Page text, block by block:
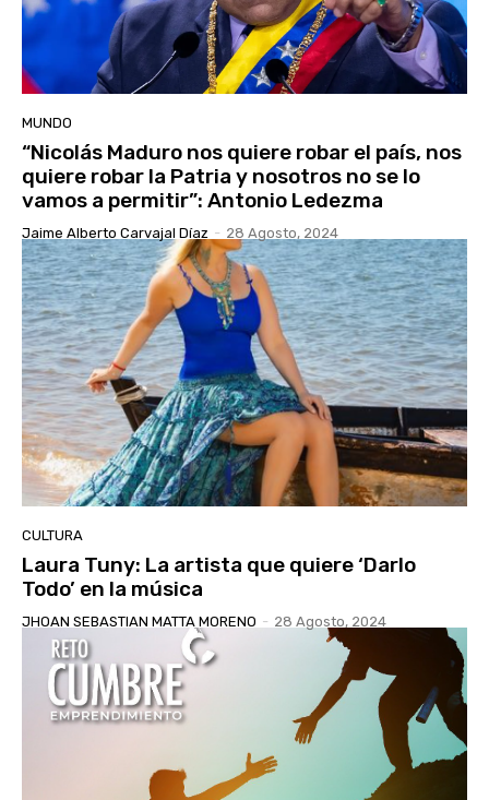
MUNDO
“Nicolás Maduro nos quiere robar el país, nos
quiere robar la Patria y nosotros no se lo
vamos a permitir”: Antonio Ledezma
Jaime Alberto Carvajal Díaz - 28 Agosto, 2024
CULTURA
Laura Tuny: La artista que quiere ‘Darlo
Todo’ en la música
JHOAN SEBASTIAN MATTA MORENO - 28 Agosto, 2024